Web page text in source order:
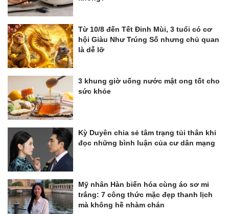
Từ 10/8 đến Tết Đinh Mùi, 3 tuổi có cơ
hội Giàu Như Trúng Số nhưng chủ quan
là dễ lỡ
3 khung giờ uống nước mật ong tốt cho
sức khỏe
Kỳ Duyên chia sẻ tâm trạng tủi thân khi
đọc những bình luận của cư dân mạng
Mỹ nhân Hàn biến hóa cùng áo sơ mi
trắng: 7 công thức mặc đẹp thanh lịch
mà không hề nhàm chán